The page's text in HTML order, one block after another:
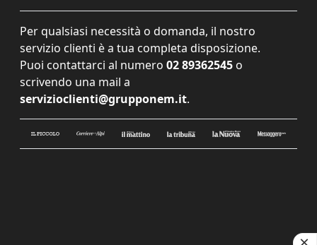
Per qualsiasi necessità o domanda, il nostro
servizio clienti è a tua completa disposizione.
Puoi contattarci al numero 02 89362545 o
scrivendo una mail a
servizioclienti@grupponem.it.